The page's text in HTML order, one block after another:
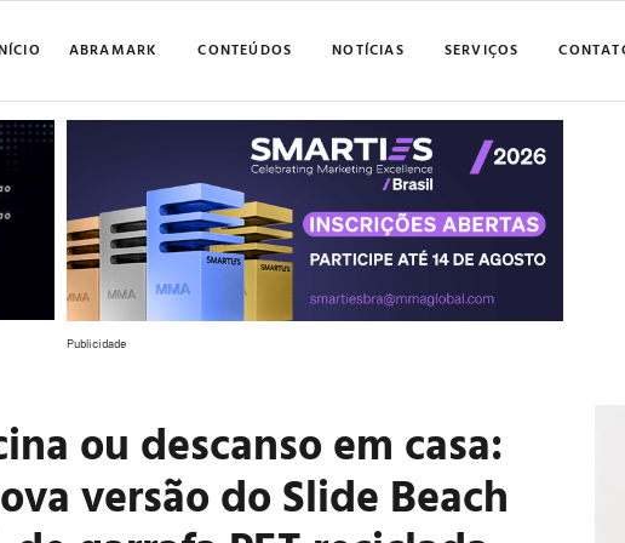
ABRAMARK CONTEÚDOS NOTÍCIAS SERVIÇOS
Publicidade
ou descanso em casa:
versão do Slide Beach